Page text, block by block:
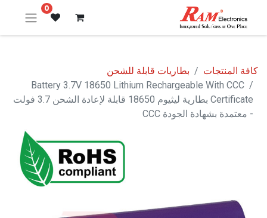
0
كافة المنتجات
بطاريات قابلة للشحن
Battery 3.7V 18650 Lithium Rechargeable With CCC
Certificate بطارية ليثيوم 18650 قابلة لإعادة الشحن 3.7 فولت
- معتمدة بشهادة الجودة CCC